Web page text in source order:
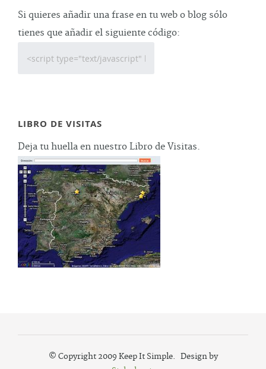
Si quieres añadir una frase en tu web o blog sólo
tienes que añadir el siguiente código:
LIBRO DE VISITAS
Deja tu huella en nuestro Libro de Visitas.
© Copyright 2009 Keep It Simple. Design by